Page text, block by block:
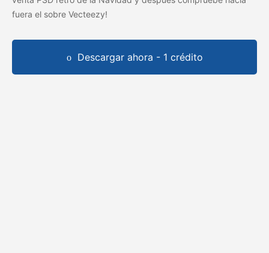
fuera el sobre Vecteezy!
Descargar ahora - 1 crédito